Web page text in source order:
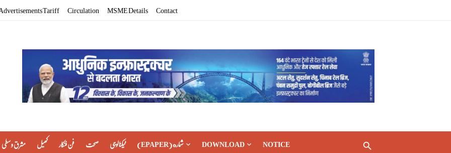
Tariff Circulation MSME Details Contact
مشرق وسطی کھیل فن فنکار صحت ٹیکنالوجی (EPAPER) شماره DOWNLOAD NOTICE